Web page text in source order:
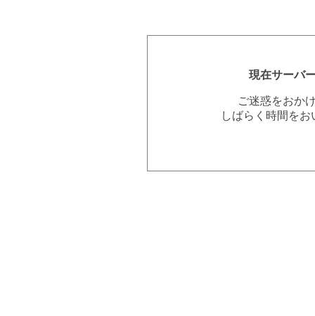
現在サーバ
ご迷惑をおか
しばらく時間を